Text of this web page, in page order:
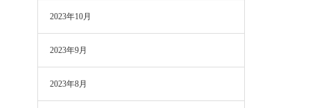
2023年10月
2023年9月
2023年8月